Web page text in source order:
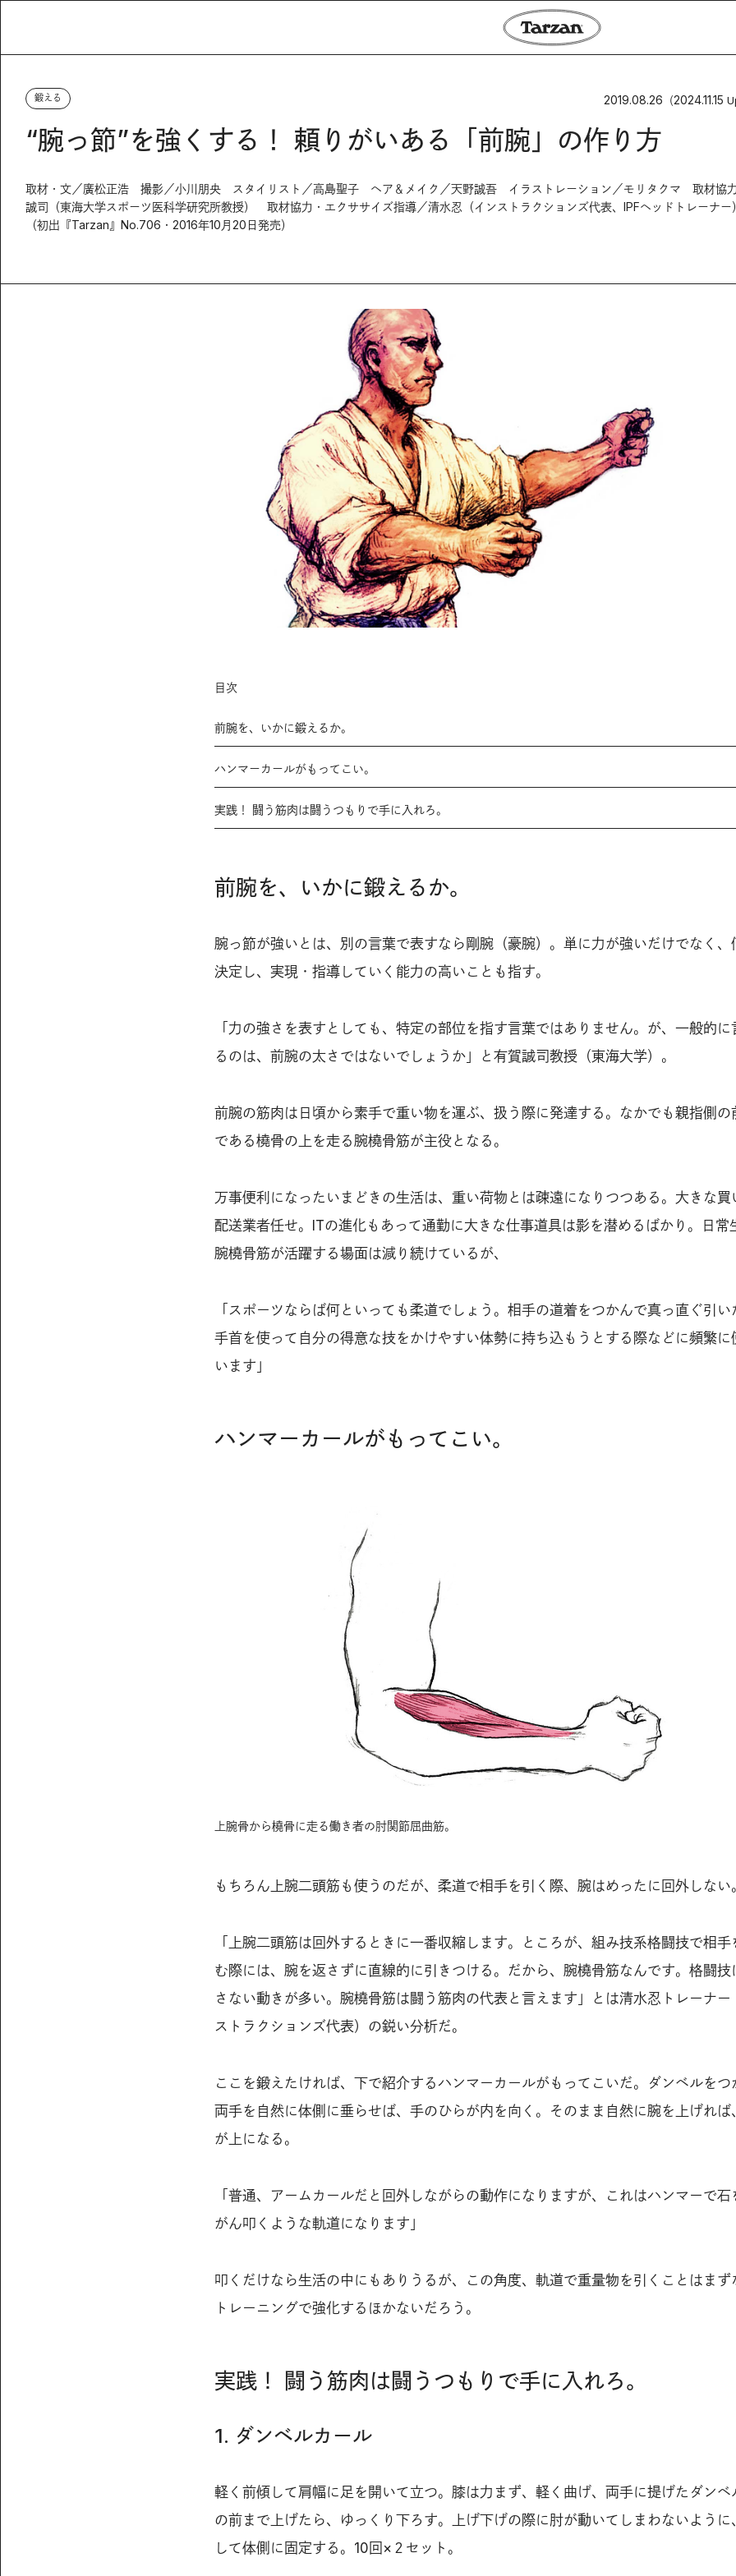
鍛える 2019.08.26 （2024.11.15
“腕っ節”を強くする！ 頼りがいある「前腕」の作り方
取材・文／廣松正浩 撮影／小川朋央 スタイリスト／高島聖子 ヘア＆メイク／天野誠吾 イラストレーション／モリタクマ 取材協
誠司（東海大学スポーツ医科学研究所教授） 取材協力・エクササイズ指導／清水忍（インストラクションズ代表、IPFヘッドトレーナー）
（初出『Tarzan』No.706・2016年10月20日発売）
目次
前腕を、いかに鍛えるか。
ハンマーカールがもってこい。
実践！ 闘う筋肉は闘うつもりで手に入れろ。
前腕を、いかに鍛えるか。
腕っ節が強いとは、別の言葉で表すなら剛腕（豪腕）。単に力が強いだけでなく、
決定し、実現・指導していく能力の高いことも指す。
「力の強さを表すとしても、特定の部位を指す言葉ではありません。が、一般的に
るのは、前腕の太さではないでしょうか」と有賀誠司教授（東海大学）。
前腕の筋肉は日頃から素手で重い物を運ぶ、扱う際に発達する。なかでも親指側の
である橈骨の上を走る腕橈骨筋が主役となる。
万事便利になったいまどきの生活は、重い荷物とは疎遠になりつつある。大きな買
配送業者任せ。ITの進化もあって通勤に大きな仕事道具は影を潜めるばかり。日常
腕橈骨筋が活躍する場面は減り続けているが、
「スポーツならば何といっても柔道でしょう。相手の道着をつかんで真っ直ぐ引い
手首を使って自分の得意な技をかけやすい体勢に持ち込もうとする際などに頻繁に
います」
ハンマーカールがもってこい。
上腕骨から橈骨に走る働き者の肘関節屈曲筋。
もちろん上腕二頭筋も使うのだが、柔道で相手を引く際、腕はめったに回外しない。
「上腕二頭筋は回外するときに一番収縮します。ところが、組み技系格闘技で相手
む際には、腕を返さずに直線的に引きつける。だから、腕橈骨筋なんです。格闘技
さない動きが多い。腕橈骨筋は闘う筋肉の代表と言えます」とは清水忍トレーナー
ストラクションズ代表）の鋭い分析だ。
ここを鍛えたければ、下で紹介するハンマーカールがもってこいだ。ダンベルをつ
両手を自然に体側に垂らせば、手のひらが内を向く。そのまま自然に腕を上げれば
が上になる。
「普通、アームカールだと回外しながらの動作になりますが、これはハンマーで石
がん叩くような軌道になります」
叩くだけなら生活の中にもありうるが、この角度、軌道で重量物を引くことはまず
トレーニングで強化するほかないだろう。
実践！ 闘う筋肉は闘うつもりで手に入れろ。
1. ダンベルカール
軽く前傾して肩幅に足を開いて立つ。膝は力まず、軽く曲げ、両手に提げたダンベ
の前まで上げたら、ゆっくり下ろす。上げ下げの際に肘が動いてしまわないように
して体側に固定する。10回×２セット。